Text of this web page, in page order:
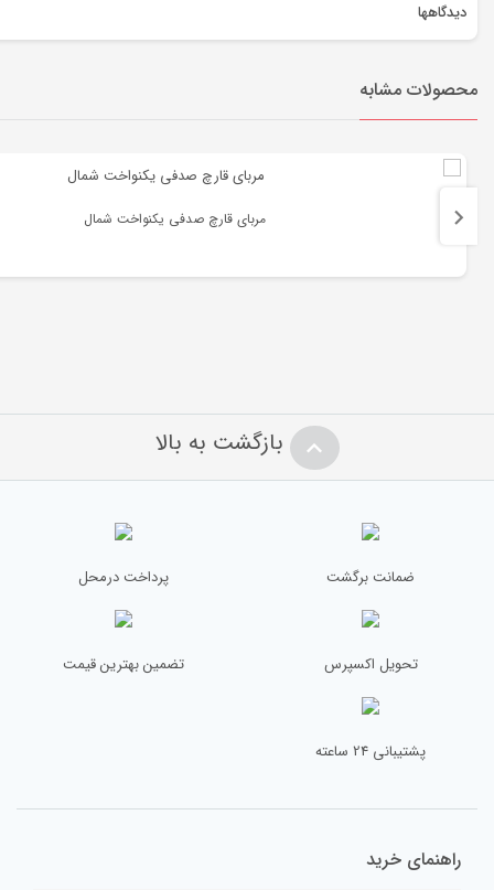
دیدگاهها
اولین نفری باشید که دیدگاهی را ارسال می کنید برای “‌مربای قارچ”
نشانی ایمیل شما منتشر نخواهد شد.
بخش‌های موردنیاز علامت‌گذاری شده‌اند
امتیاز شما
محصولات مشابه
مربای قارچ صدفی یکنواخت شمال
بازگشت به بالا
ضمانت برگشت پرداخت درمحل
تحویل اکسپرس تضمین بهترین قیمت
پشتیبانی 24 ساعته
راهنمای خرید